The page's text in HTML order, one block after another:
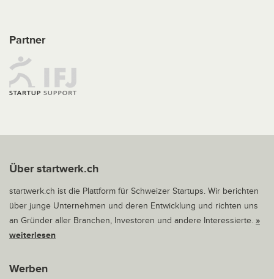
Partner
Über startwerk.ch
startwerk.ch ist die Plattform für Schweizer Startups. Wir berichten
über junge Unternehmen und deren Entwicklung und richten uns
an Gründer aller Branchen, Investoren und andere Interessierte. »
weiterlesen
Werben